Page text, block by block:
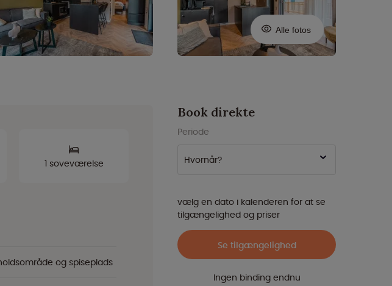
Alle fotos
Book direkte
Periode
Hvornår?
vælg en dato i kalenderen for at se
tilgængelighed og priser
Se tilgængelighed
Ingen binding endnu
1 soveværelse
og spiseplads